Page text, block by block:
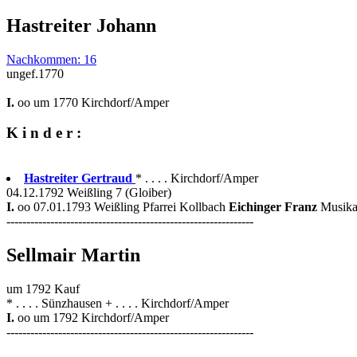
Hastreiter Johann
Nachkommen: 16
ungef.1770
I. oo um 1770 Kirchdorf/Amper
K i n d e r :
Hastreiter Gertraud * . . . . Kirchdorf/Amper
04.12.1792 Weißling 7 (Gloiber)
I. oo 07.01.1793 Weißling Pfarrei Kollbach Eichinger Franz
--------------------------------------------------------------
Sellmair Martin
um 1792 Kauf
* . . . . Sünzhausen + . . . . Kirchdorf/Amper
I. oo um 1792 Kirchdorf/Amper
--------------------------------------------------------------